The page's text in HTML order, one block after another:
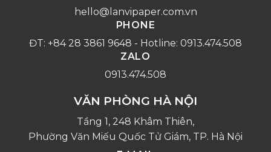
hello@lanvipaper.com.vn
PHONE
ĐT: +84 28 3861 9648 - Hotline: 0913.474.508
ZALO
0913.474.508
VĂN PHÒNG HÀ NỘI
Tầng 1, 248 Khâm Thiên,
Phường Văn Miếu Quốc Tử Giám, TP. Hà Nội